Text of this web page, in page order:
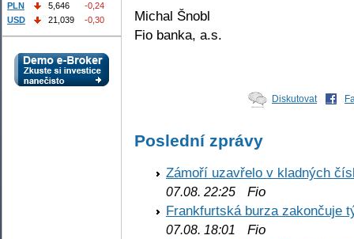
Michal Šnobl
Fio banka, a.s.
Diskutovat
Poslední zprávy
Zámoří uzavřelo v kladných
07.08. 22:25 Fio
Frankfurtská burza zakončuje
07.08. 18:01
Fio
PLN
5,646
-0,24
USD
21,039 -0,30